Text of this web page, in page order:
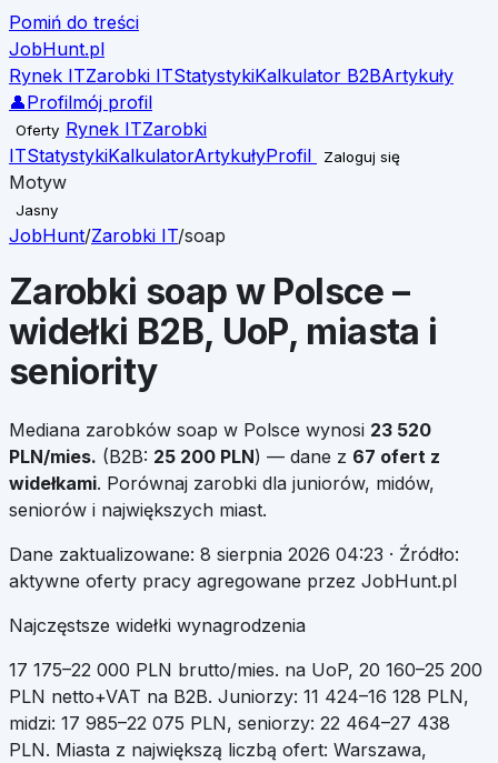
Pomiń do treści
JobHunt.pl
Rynek ITZarobki ITStatystykiKalkulator B2BArtykuły
👤Profilmój profil
Oferty Rynek ITZarobki
ITStatystykiKalkulatorArtykułyProfil Zaloguj się
Motyw
Jasny
JobHunt/Zarobki IT/soap
Zarobki soap w Polsce –
widełki B2B, UoP, miasta i
seniority
Mediana zarobków soap w Polsce wynosi 23 520
PLN/mies. (B2B: 25 200 PLN) — dane z 67 ofert z
widełkami. Porównaj zarobki dla juniorów, midów,
seniorów i największych miast.
Dane zaktualizowane: 8 sierpnia 2026 04:23 · Źródło:
aktywne oferty pracy agregowane przez JobHunt.pl
Najczęstsze widełki wynagrodzenia
17 175–22 000 PLN brutto/mies. na UoP, 20 160–25 200
PLN netto+VAT na B2B. Juniorzy: 11 424–16 128 PLN,
midzi: 17 985–22 075 PLN, seniorzy: 22 464–27 438
PLN. Miasta z największą liczbą ofert: Warszawa,